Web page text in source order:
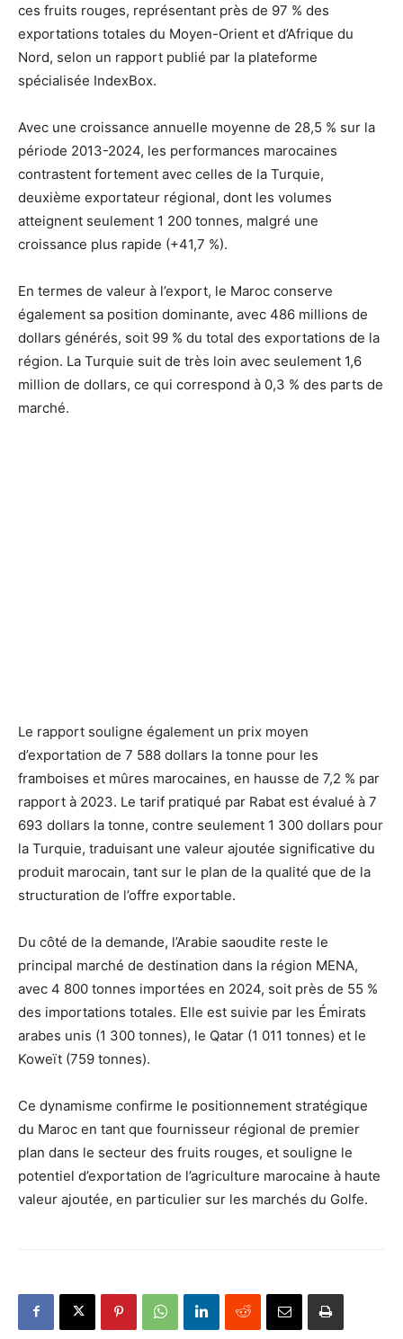
ces fruits rouges, représentant près de 97 % des
exportations totales du Moyen-Orient et d’Afrique du
Nord, selon un rapport publié par la plateforme
spécialisée IndexBox.
Avec une croissance annuelle moyenne de 28,5 % sur la
période 2013-2024, les performances marocaines
contrastent fortement avec celles de la Turquie,
deuxième exportateur régional, dont les volumes
atteignent seulement 1 200 tonnes, malgré une
croissance plus rapide (+41,7 %).
En termes de valeur à l’export, le Maroc conserve
également sa position dominante, avec 486 millions de
dollars générés, soit 99 % du total des exportations de la
région. La Turquie suit de très loin avec seulement 1,6
million de dollars, ce qui correspond à 0,3 % des parts de
marché.
Le rapport souligne également un prix moyen
d’exportation de 7 588 dollars la tonne pour les
framboises et mûres marocaines, en hausse de 7,2 % par
rapport à 2023. Le tarif pratiqué par Rabat est évalué à 7
693 dollars la tonne, contre seulement 1 300 dollars pour
la Turquie, traduisant une valeur ajoutée significative du
produit marocain, tant sur le plan de la qualité que de la
structuration de l’offre exportable.
Du côté de la demande, l’Arabie saoudite reste le
principal marché de destination dans la région MENA,
avec 4 800 tonnes importées en 2024, soit près de 55 %
des importations totales. Elle est suivie par les Émirats
arabes unis (1 300 tonnes), le Qatar (1 011 tonnes) et le
Koweït (759 tonnes).
Ce dynamisme confirme le positionnement stratégique
du Maroc en tant que fournisseur régional de premier
plan dans le secteur des fruits rouges, et souligne le
potentiel d’exportation de l’agriculture marocaine à haute
valeur ajoutée, en particulier sur les marchés du Golfe.